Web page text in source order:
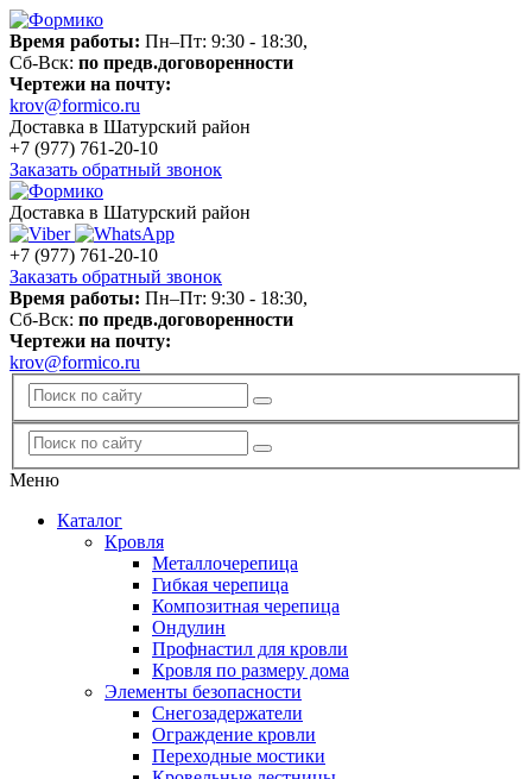
Время работы: Пн–Пт: 9:30 - 18:30,
Сб-Вск: по предв.договоренности
Чертежи на почту:
krov@formico.ru
Доставка в Шатурский район
+7 (977) 761-20-10
Заказать обратный звонок
Доставка в Шатурский район
+7 (977) 761-20-10
Заказать обратный звонок
Время работы: Пн–Пт: 9:30 - 18:30,
Сб-Вск: по предв.договоренности
Чертежи на почту:
krov@formico.ru
Меню
Каталог
Кровля
Металлочерепица
Гибкая черепица
Композитная черепица
Ондулин
Профнастил для кровли
Кровля по размеру дома
Элементы безопасности
Снегозадержатели
Ограждение кровли
Переходные мостики